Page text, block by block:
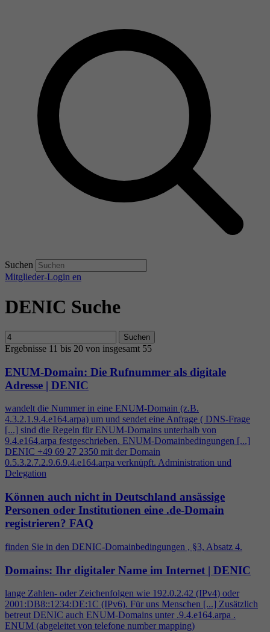
Suchen
Mitglieder-Login en
DENIC Suche
Suchen
Ergebnisse 11 bis 20 von insgesamt 55
ENUM-Domain: Die Rufnummer als digitale
Adresse | DENIC
wandelt die Nummer in eine ENUM-Domain (z.B.
4.3.2.1.9.4.e164.arpa) um und sendet eine Anfrage ( DNS-Frage
[...] sind die Regeln für ENUM-Domains unterhalb von
9.4.e164.arpa festgeschrieben. ENUM-Domainbedingungen [...]
DENIC +49 69 27 2350 mit der Domain
0.5.3.2.7.2.9.6.9.4.e164.arpa verknüpft. Administration und
Delegation
Können auch nicht in Deutschland ansässige
Personen oder Institutionen eine .de-Domain
registrieren? FAQ
finden Sie in den DENIC-Domainbedingungen , §3, Absatz 4.
Domains: Ihr digitaler Name im Internet | DENIC
lange Zahlen- oder Zeichenfolgen wie 192.0.2.42 (IPv4) oder
2001:DB8::1234:DE:1C (IPv6). Für uns Menschen [...] Zusätzlich
betreut DENIC auch ENUM-Domains unter .9.4.e164.arpa .
ENUM (abgeleitet von telefone number mapping)